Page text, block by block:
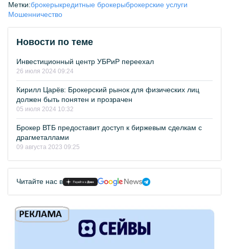
Метки:брокерыкредитные брокерыброкерские услуги
Мошенничество
Новости по теме
Инвестиционный центр УБРиР переехал
26 июля 2024 09:24
Кирилл Царёв: Брокерский рынок для физических лиц
должен быть понятен и прозрачен
05 июля 2024 10:32
Брокер ВТБ предоставит доступ к биржевым сделкам с
драгметаллами
09 августа 2023 09:25
Читайте нас в